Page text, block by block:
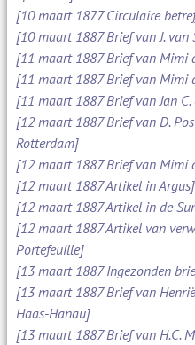
[10 maart 1877 Circulaire
[10 maart 1887 Brief van J.
[11 maart 1887 Brief van Mimi
[11 maart 1887 Brief van Mimi
[11 maart 1887 Brief van Jan
[12 maart 1887 Brief van D.
Rotterdam]
[12 maart 1887 Brief van Mimi
[12 maart 1887 Artikel in Argus]
[12 maart 1887 Artikel in de
[12 maart 1887 Artikel van
Portefeuille]
[13 maart 1887 Ingezonden
[13 maart 1887 Brief van
Haas-Hanau]
[13 maart 1887 Brief van H.C.